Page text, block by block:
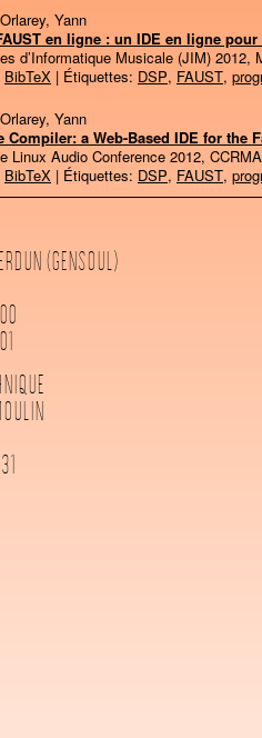
Yann
en ligne : un IDE en ligne
d’Informatique Musicale (JIM) 2012,
BibTeX | Étiquettes: DSP, FAUST,
Yann
Compiler: a Web-Based IDE for the
Linux Audio Conference 2012,
BibTeX | Étiquettes: DSP, FAUST,
(GENSOUL)